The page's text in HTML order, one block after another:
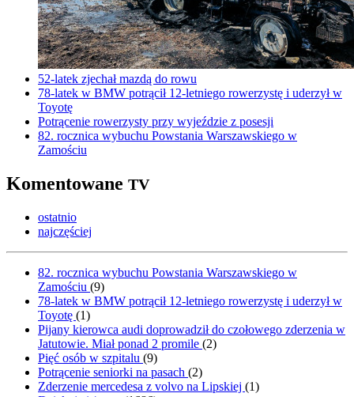
52-latek zjechał mazdą do rowu
78-latek w BMW potrącił 12-letniego rowerzystę i uderzył w
Toyotę
Potrącenie rowerzysty przy wyjeździe z posesji
82. rocznica wybuchu Powstania Warszawskiego w
Zamościu
Komentowane TV
ostatnio
najczęściej
82. rocznica wybuchu Powstania Warszawskiego w
Zamościu (9)
78-latek w BMW potrącił 12-letniego rowerzystę i uderzył w
Toyotę (1)
Pijany kierowca audi doprowadził do czołowego zderzenia w
Jatutowie. Miał ponad 2 promile (2)
Pięć osób w szpitalu (9)
Potrącenie seniorki na pasach (2)
Zderzenie mercedesa z volvo na Lipskiej (1)